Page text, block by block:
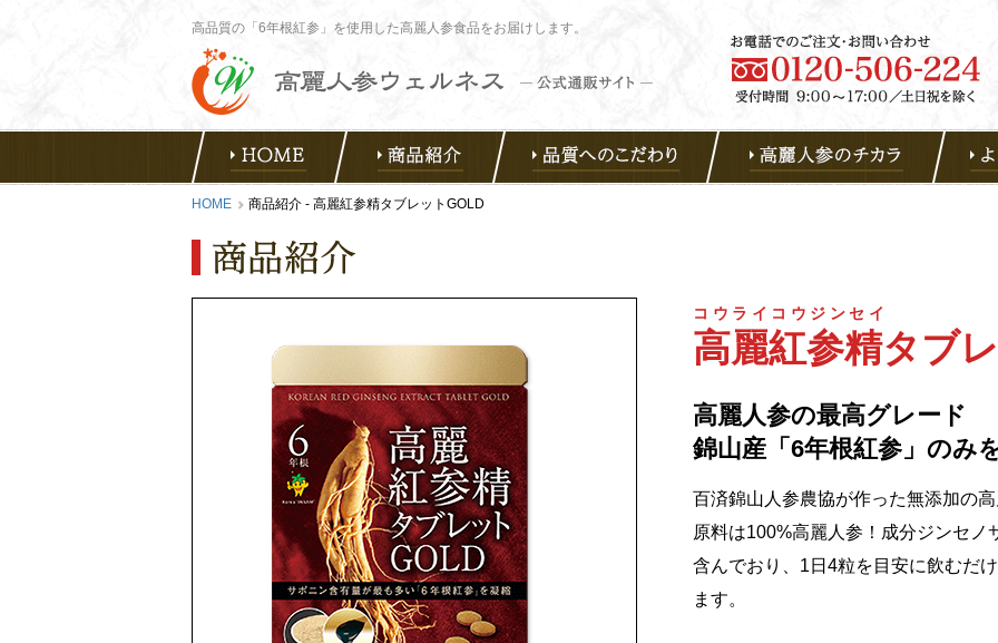
高品質の「6年根紅参」を使用した高麗人参食品をお届けします。
HOME 商品紹介 - 高麗紅参精タブレットGOLD
コウライコウジンセイ
高麗紅参精タブ
高麗人参の最高グレード
錦山産「6年根紅参」のみ
百済錦山人参農協が作った無添加の
原料は100%高麗人参！ 成分ジンセノ
含んでおり、 1日4粒を目安に飲むだ
ます。